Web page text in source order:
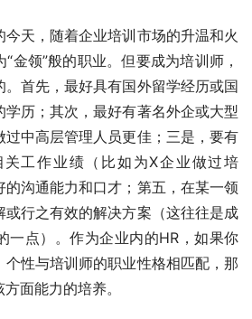
天，随着企业培训市场的升温和火
金领”般的职业。但要成为培训师，
首先，最好具有国外留学经历或国
学历；其次，最好有著名外企或大型
中高层管理人员更佳；三是，要有
工作业绩（比如为X企业做过培
沟通能力和口才；第五，在某一领
行之有效的解决方案（这往往是成
一点）。作为企业内的HR，如果你
个性与培训师的职业性格相匹配，那
面能力的培养。